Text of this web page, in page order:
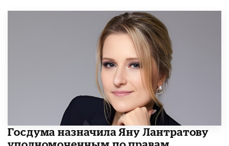
Госдума назначила Яну Лантратову